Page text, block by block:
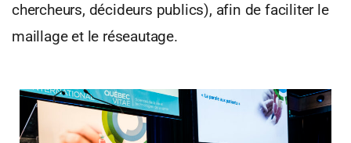
chercheurs, décideurs publics), afin de faciliter le
maillage et le réseautage.